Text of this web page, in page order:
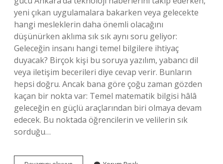
yeni çıkan uygulamalara bakarken veya gelecekte
hangi mesleklerin daha önemli olacağını
düşünürken aklıma sık sık aynı soru geliyor:
Geleceğin insanı hangi temel bilgilere ihtiyaç
duyacak? Birçok kişi bu soruya yazılım, yabancı dil
veya iletişim becerileri diye cevap verir. Bunların
hepsi doğru. Ancak bana göre çoğu zaman gözden
kaçan bir nokta var: Temel matematik bilgisi hâlâ
geleceğin en güçlü araçlarından biri olmaya devam
edecek. Bu noktada öğrencilerin ve velilerin sık
sorduğu…